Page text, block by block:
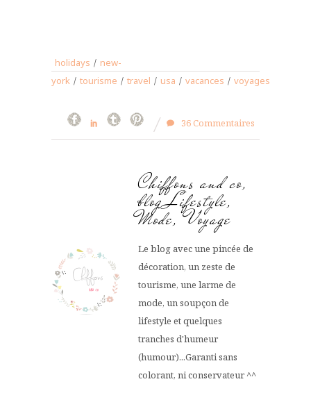
holidays / new-
york / tourisme / travel / usa / vacances / voyages
36 Commentaires
Chiffons and co,
blog Lifestyle,
Mode, Voyage
Le blog avec une pincée de
décoration, un zeste de
tourisme, une larme de
mode, un soupçon de
lifestyle et quelques
tranches d'humeur
(humour)...Garanti sans
colorant, ni conservateur ^^